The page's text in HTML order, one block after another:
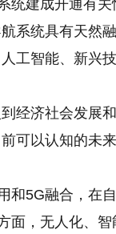
建成开通有关
系统具有天然
工智能、新兴
经济社会发展
可以认知的未
和5G融合，在
面，无人化、